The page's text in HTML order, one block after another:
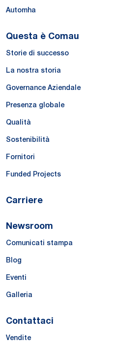
Automha
Questa è Comau
Storie di successo
La nostra storia
Governance Aziendale
Presenza globale
Qualità
Sostenibilità
Fornitori
Funded Projects
Carriere
Newsroom
Comunicati stampa
Blog
Eventi
Galleria
Contattaci
Vendite